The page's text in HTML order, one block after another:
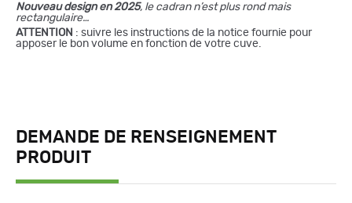
Nouveau design en 2025, le cadran n’est plus rond mais
rectangulaire…
ATTENTION : suivre les instructions de la notice fournie pour
apposer le bon volume en fonction de votre cuve.
DEMANDE DE RENSEIGNEMENT
PRODUIT